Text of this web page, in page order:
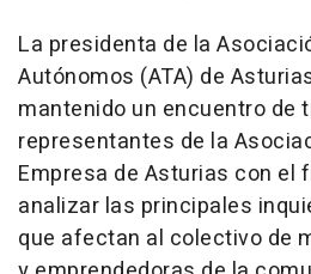
La presidenta de la
Autónomos (ATA) de
mantenido un encuentro de
representantes de la
Empresa de Asturias con el
analizar las principales
que afectan al colectivo de